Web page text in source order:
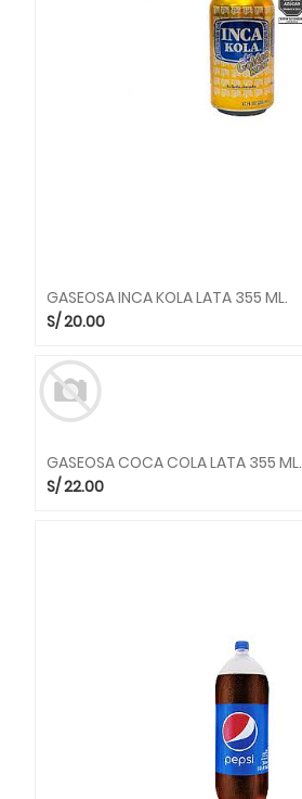
GASEOSA INCA KOLA LATA 355 ML.
S/20.00
GASEOSA COCA COLA LATA 355 ML.
S/22.00